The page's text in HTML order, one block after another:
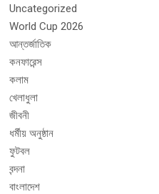
Uncategorized
World Cup 2026
আন্তর্জাতিক
কনফারেন্স
কলাম
খেলাধুলা
জীবনী
ধর্মীয় অনুষ্ঠান
ফুটবল
বন্দনা
বাংলাদেশ